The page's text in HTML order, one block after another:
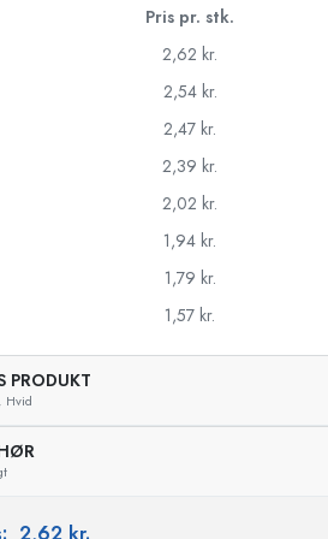
Pris pr. stk.
2,62 kr.
2,54 kr.
2,47 kr.
2,39 kr.
2,02 kr.
1,94 kr.
1,79 kr.
1,57 kr.
PRODUKT
Hvid